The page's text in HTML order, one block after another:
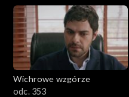
Wichrowe wzgórze
odc. 353